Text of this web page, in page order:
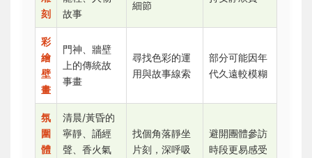
刻
故事
細節
彩
繪
壁
畫
門神、牆壁
上的傳統故
事畫
尋找色彩的運
用與故事線索
部分可能因年
代久遠較模糊
氛
圍
體
清晨/黃昏的
寧靜、誦經
聲、香火氣
找個角落靜坐
片刻，深呼吸
避開團體參訪
時段更易感受